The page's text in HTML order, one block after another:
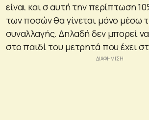
είναι και σ αυτή την περίπτωση
των ποσών θα γίνεται μόνο μέσω
συναλλαγής. Δηλαδή δεν μπορεί
στο παιδί του μετρητά που έχει